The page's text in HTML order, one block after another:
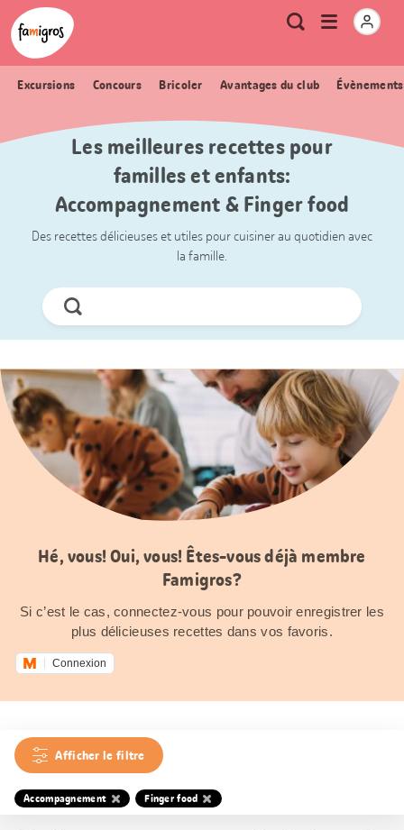
Signets
de
navigation
Header
Logo Métanavigation
RechercheOuvrir
Excursions Concours Bricoler Avantages du club
Les meilleures recettes pour
familles et enfants:
Accompagnement & Finger food
Des recettes délicieuses et utiles pour cuisiner au quotidien avec
la famille.
Chercher
Hé, vous! Oui, vous! Êtes-vous déjà membre
Famigros?
Si c’est le cas, connectez-vous pour pouvoir enregistrer les
plus délicieuses recettes dans vos favoris.
Connexion
Afficher le filtre
Accompagnement Finger food